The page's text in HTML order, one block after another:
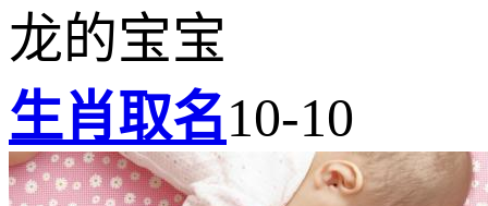
龙的宝宝
生肖取名10-10